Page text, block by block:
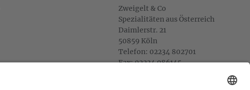
Zweigelt & Co
Spezialitäten aus Österreich
Daimlerstr. 21
50859 Köln
Telefon: 02234 802701
Fax: 02234 986145